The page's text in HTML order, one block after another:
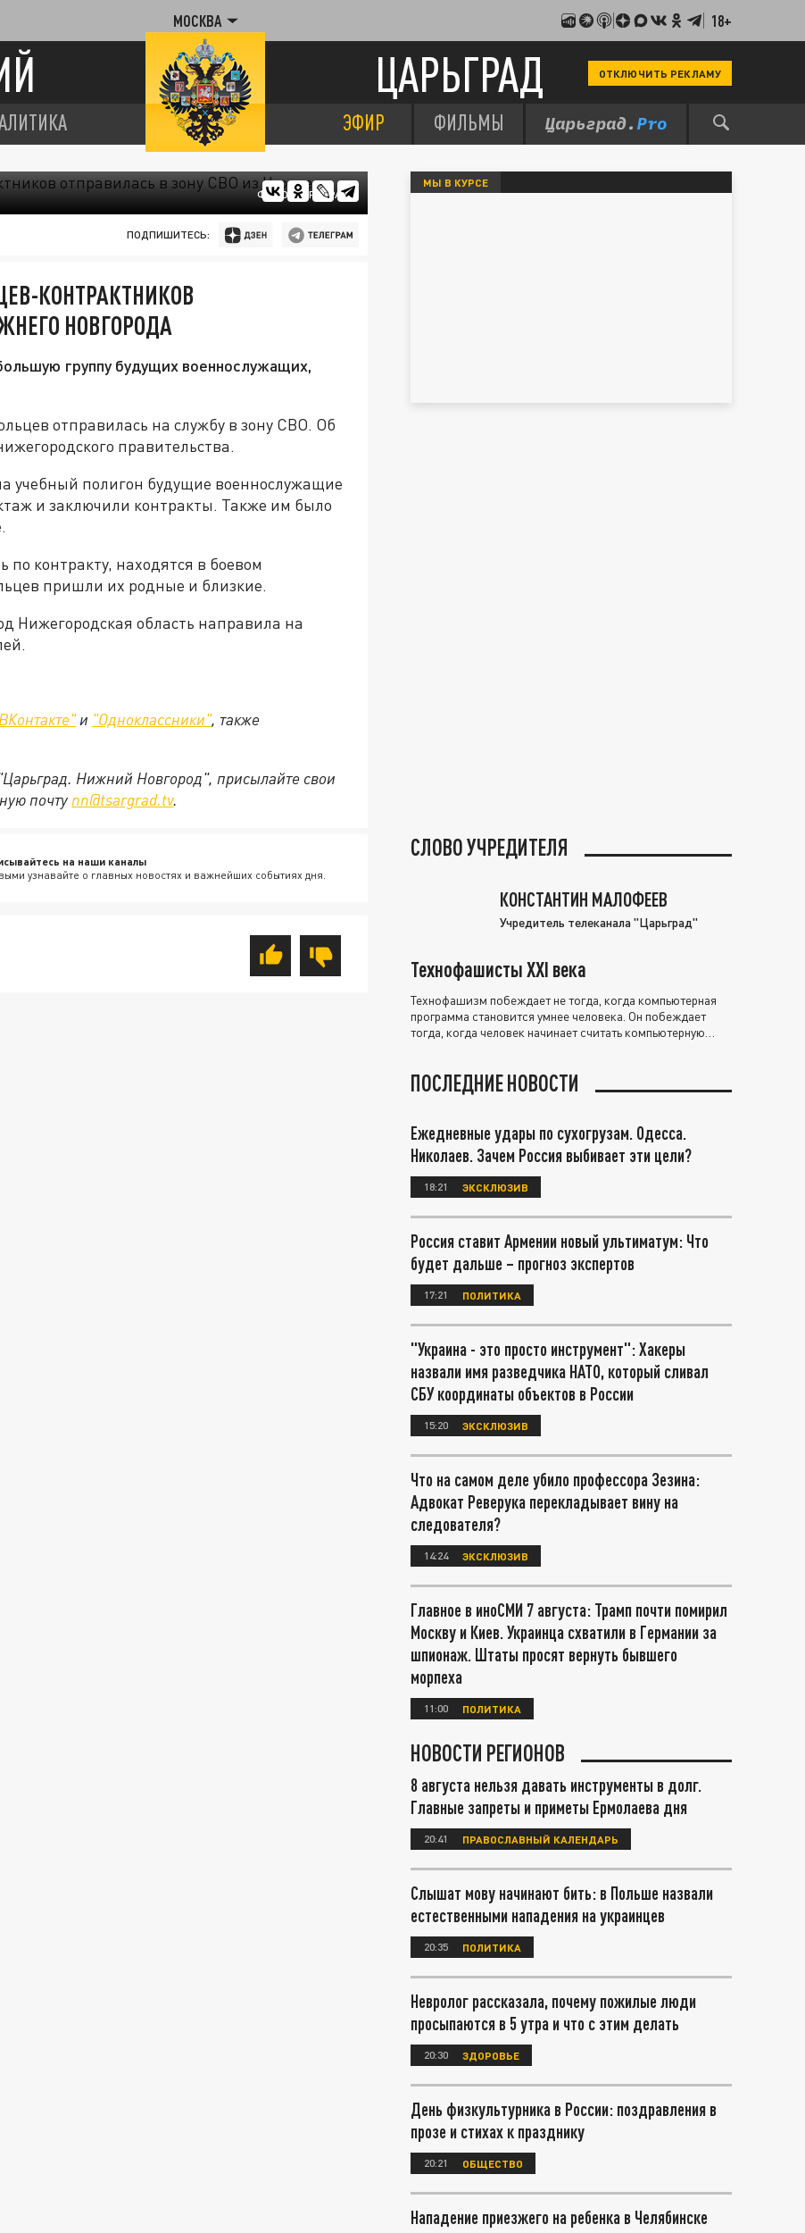
МОСКВА 18+
ЦАРЬГРАД ОТКЛЮЧИТЬ РЕКЛАМУ
ЭФИР ФИЛЬМЫ
ФОТО: ЦАРЬГРАД
ПОДПИШИТЕСЬ:
КОНТРАКТНИКОВ
НОВГОРОДА
группу будущих военнослужащих,
отправилась на службу в зону СВО. Об
правительства.
учебный полигон будущие военнослужащие
и заключили контракты. Также им было
контракту, находятся в боевом
пришли их родные и близкие.
Нижегородская область направила на
и "Одноклассники", также
Нижний Новгород", присылайте свои
почту nn@tsargrad.tv.
на наши каналы
узнавайте о главных новостях и важнейших событиях дня.
МЫ В КУРСЕ
СЛОВО УЧРЕДИТЕЛЯ
КОНСТАНТИН МАЛОФЕЕВ
Учредитель телеканала "Царьград"
Технофашисты XXI века
Технофашизм побеждает не тогда, когда компьютерная
программа становится умнее человека. Он побеждает
тогда, когда человек начинает считать компьютерную
ПОСЛЕДНИЕ НОВОСТИ
Ежедневные удары по сухогрузам. Одесса.
Николаев. Зачем Россия выбивает эти цели?
18:21 ЭКСКЛЮЗИВ
Россия ставит Армении новый ультиматум: Что
будет дальше – прогноз экспертов
17:21 ПОЛИТИКА
"Украина - это просто инструмент": Хакеры
назвали имя разведчика НАТО, который сливал
СБУ координаты объектов в России
15:20 ЭКСКЛЮЗИВ
Что на самом деле убило профессора Зезина:
Адвокат Реверука перекладывает вину на
следователя?
14:24 ЭКСКЛЮЗИВ
Главное в иноСМИ 7 августа: Трамп почти помирил
Москву и Киев. Украинца схватили в Германии за
шпионаж. Штаты просят вернуть бывшего
морпеха
11:00 ПОЛИТИКА
НОВОСТИ РЕГИОНОВ
8 августа нельзя давать инструменты в долг.
Главные запреты и приметы Ермолаева дня
20:41 ПРАВОСЛАВНЫЙ КАЛЕНДАРЬ
Слышат мову начинают бить: в Польше назвали
естественными нападения на украинцев
20:35 ПОЛИТИКА
Невролог рассказала, почему пожилые люди
просыпаются в 5 утра и что с этим делать
20:30 ЗДОРОВЬЕ
День физкультурника в России: поздравления в
прозе и стихах к празднику
20:21 ОБЩЕСТВО
Нападение приезжего на ребенка в Челябинске